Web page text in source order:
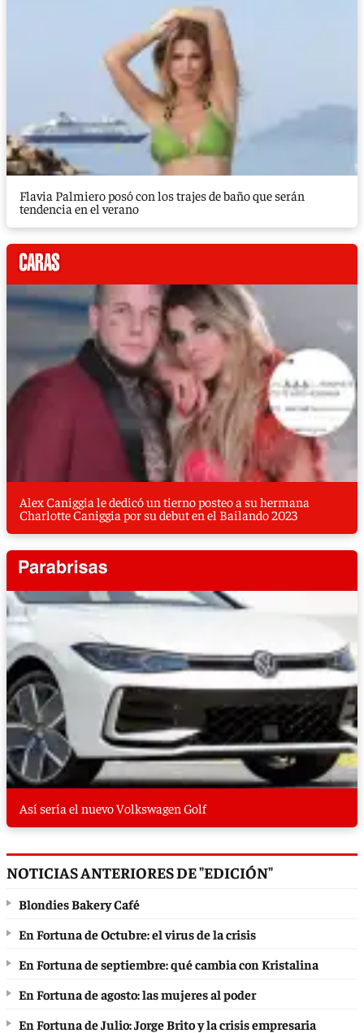
Flavia Palmiero posó con los trajes de baño que serán
tendencia en el verano
Alex Caniggia le dedicó un tierno posteo a su hermana
Charlotte Caniggia por su debut en el Bailando 2023
Así sería el nuevo Volkswagen Golf
NOTICIAS ANTERIORES DE "EDICIÓN"
Blondies Bakery Café
En Fortuna de Octubre: el virus de la crisis
En Fortuna de septiembre: qué cambia con Kristalina
En Fortuna de agosto: las mujeres al poder
En Fortuna de Julio: Jorge Brito y la crisis empresaria